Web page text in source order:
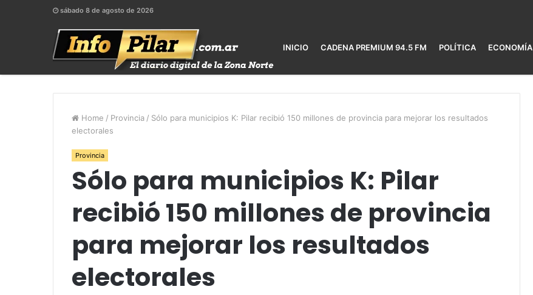
sábado 8 de agosto de 2026
INICIO CADENA PREMIUM 94.5 FM POLÍTICA ECONOMÍA
Home / Provincia / Sólo para municipios K: Pilar recibió 150 millones de provincia para mejorar los resultados
electorales
Provincia
Sólo para municipios K: Pilar
recibió 150 millones de provincia
para mejorar los resultados
electorales